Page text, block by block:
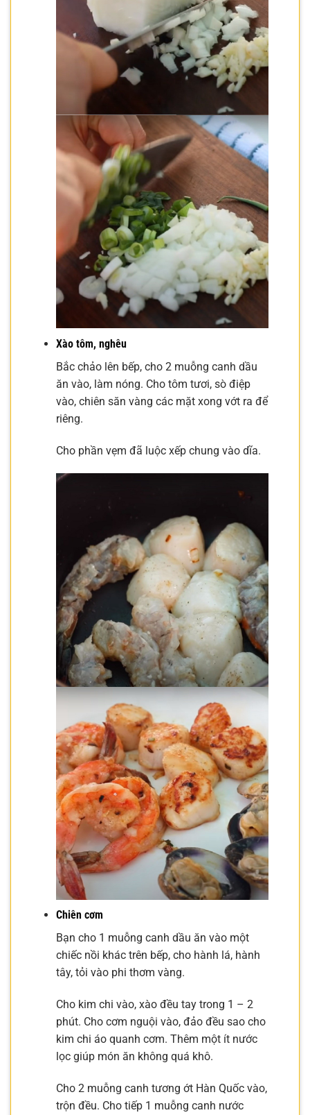
Xào tôm, nghêu
Bắc chảo lên bếp, cho 2 muỗng canh dầu
ăn vào, làm nóng. Cho tôm tươi, sò điệp
vào, chiên săn vàng các mặt xong vớt ra để
riêng.
Cho phần vẹm đã luộc xếp chung vào dĩa.
Chiên cơm
Bạn cho 1 muỗng canh dầu ăn vào một
chiếc nồi khác trên bếp, cho hành lá, hành
tây, tỏi vào phi thơm vàng.
Cho kim chi vào, xào đều tay trong 1 – 2
phút. Cho cơm nguội vào, đảo đều sao cho
kim chi áo quanh cơm. Thêm một ít nước
lọc giúp món ăn không quá khô.
Cho 2 muỗng canh tương ớt Hàn Quốc vào,
trộn đều. Cho tiếp 1 muỗng canh nước